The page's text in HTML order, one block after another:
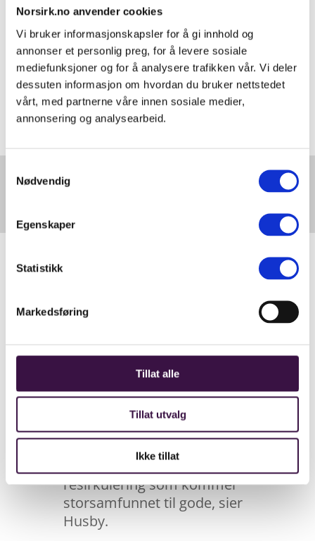
Norsirk.no anvender cookies
Vi bruker informasjonskapsler for å gi innhold og
annonser et personlig preg, for å levere sosiale
mediefunksjoner og for å analysere trafikken vår. Vi deler
dessuten informasjon om hvordan du bruker nettstedet
vårt, med partnerne våre innen sosiale medier,
annonsering og analysearbeid.
Nødvendig
Egenskaper
Statistikk
Markedsføring
Tillat alle
Tillat utvalg
Ikke tillat
og føler meg som en del av
teamet.
Hun trekker også frem den gode
stemningen i hverdagen.
– Jeg ble positivt overrasket over
at det er en så morsom gjeng
hvordan det sosiale miljøet på en
arbeidsplass vil være, men her er
kan jeg like, sier hun.
lærerike sommermåneder
Guro K. Husby kan ikke få fullrost
- Det er inspirerende å se
hvordan programmet tiltrekker
seg studenter som ønsker å
gjøre en forskjell i vår bransje.
Her får unge talenter muligheten
til å utvikle kompetanse innen
bærekraft, avfallshåndtering og
resirkulering som kommer
storsamfunnet til gode, sier
Husby.
Trenger du mer